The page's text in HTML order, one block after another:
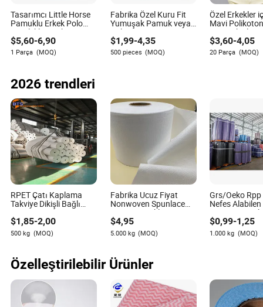
A3: Spunlace, hijyen ürünlerinde (ıslak mendil, yüz
maskeleri), tıbbi malzemelerde, endüstriyel temizlik
bezlerinde, otomotiv iç mekanlarında, tarımda ve hatta
modada yaygın olarak kullanılır. Uyarlanabilirliği ve
performansı, hem tek kullanımlık hem de yeniden
Q4: Alıcılar spunlace dokunmamış kumaşın kalitesini ve
tutarlılığını nasıl sağlayabilir?
A4: Önde gelen üreticiler, doku, dayanıklılık ve emicilikte
tutarlılığı sağlamak için gelişmiş kalite kontrol sistemleri
kullanır ve yüksek kaliteli lifler temin eder. Alıcılar, ürünleri
için şeffaf test ve sertifikasyon sağlayan saygın
tedarikçilerle çalışmaya teşvik edilir.
Tasarımcı Little Horse
Pamuklu Erkek Polo
Gömlekleri Nakış
Logolu Golf Polo
Gömleği
$5,60-6,90
1 Parça (MOQ)
Fabrika Özel Kuru Fit
Yumuşak Pamuk veya
Polyester Spor Düz Boş
Toplu Polo Tişört
Üniformaları İş Giysileri
Unisex Golf Kıyafetleri
$1,99-4,35
500 pieces (MOQ)
Özel Erkekler
Mavi
Düz Nakışlı
Günlük Polo
$3,60-4,05
20 Parça (MOQ)
2026 trendleri
RPET Çatı Kaplama
Takviye Dikişli Bağlı
Polyester Çatı Kumaşı
Rulosu
$1,85-2,00
500 kg (MOQ)
Fabrika Ucuz Fiyat
Nonwoven Spunlace
100% Pamuklu Kumaş
Pamuklu Peçete için
$4,95
5.000 kg (MOQ)
Grs/Oeko
Nefes
TNT PP
Kumaş Rulosu
Nonwoven
$0,99-1,25
1.000 kg (MOQ)
Özelleştirilebilir Ürünler